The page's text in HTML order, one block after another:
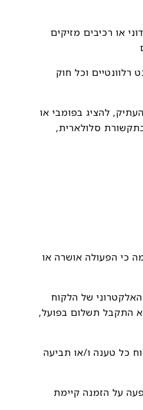
או רכיבים מזיקים
וכל חוק
להציג בפומבי או
סלולארית,
כי הפעולה אושרה או
של הלקוח
התקבל תשלום בפועל,
כל טענה ו/או תביעה
על הזמנה קיימת